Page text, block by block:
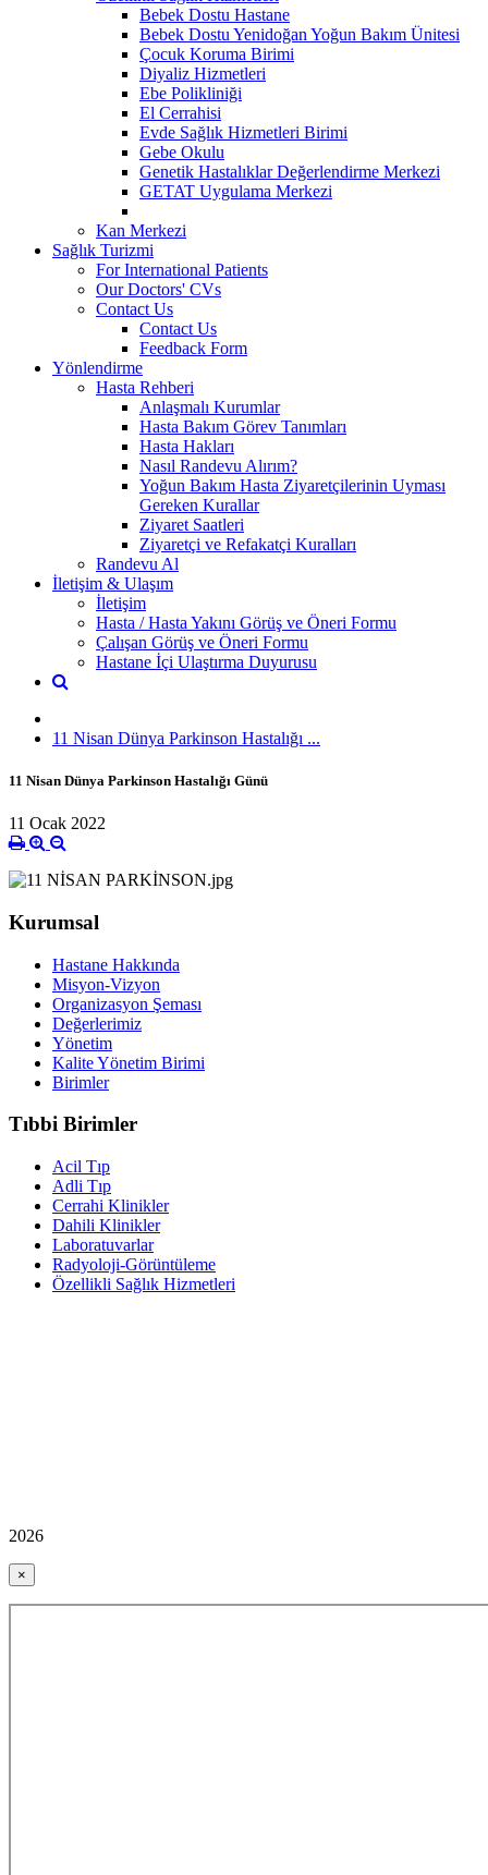
Bebek Dostu Hastane
Bebek Dostu Yenidoğan Yoğun Bakım Ünitesi
Çocuk Koruma Birimi
Diyaliz Hizmetleri
Ebe Polikliniği
El Cerrahisi
Evde Sağlık Hizmetleri Birimi
Gebe Okulu
Genetik Hastalıklar Değerlendirme Merkezi
GETAT Uygulama Merkezi
Kan Merkezi
Sağlık Turizmi
For International Patients
Our Doctors' CVs
Contact Us
Contact Us
Feedback Form
Yönlendirme
Hasta Rehberi
Anlaşmalı Kurumlar
Hasta Bakım Görev Tanımları
Hasta Hakları
Nasıl Randevu Alırım?
Yoğun Bakım Hasta Ziyaretçilerinin Uyması
Gereken Kurallar
Ziyaret Saatleri
Ziyaretçi ve Refakatçi Kuralları
Randevu Al
İletişim & Ulaşım
İletişim
Hasta / Hasta Yakını Görüş ve Öneri Formu
Çalışan Görüş ve Öneri Formu
Hastane İçi Ulaştırma Duyurusu
11 Nisan Dünya Parkinson Hastalığı ...
11 Nisan Dünya Parkinson Hastalığı Günü
11 Ocak 2022
Kurumsal
Hastane Hakkında
Misyon-Vizyon
Organizasyon Şeması
Değerlerimiz
Yönetim
Kalite Yönetim Birimi
Birimler
Tıbbi Birimler
Acil Tıp
Adli Tıp
Cerrahi Klinikler
Dahili Klinikler
Laboratuvarlar
Radyoloji-Görüntüleme
Özellikli Sağlık Hizmetleri
2026
×